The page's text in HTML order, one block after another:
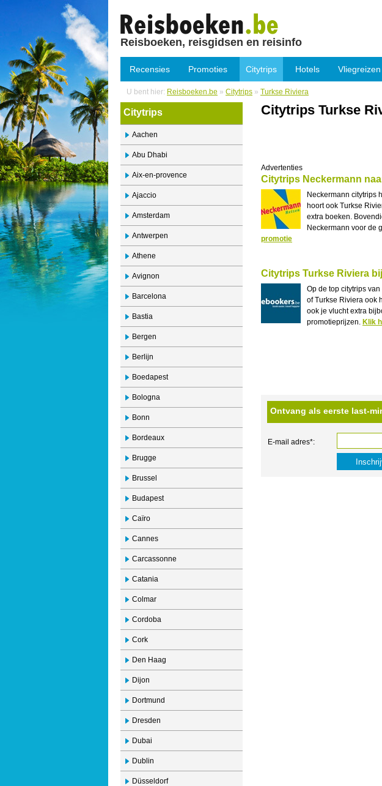
Reisboeken, reisgidsen en reisinfo
Recensies Promoties Citytrips Hotels Vliegreizen
U bent hier: Reisboeken.be » Citytrips » Turkse Riviera
Citytrips
Aachen
Abu Dhabi
Aix-en-provence
Ajaccio
Amsterdam
Antwerpen
Athene
Avignon
Barcelona
Bastia
Bergen
Berlijn
Boedapest
Bologna
Bonn
Bordeaux
Brugge
Brussel
Budapest
Caïro
Cannes
Carcassonne
Catania
Colmar
Cordoba
Cork
Den Haag
Dijon
Dortmund
Dresden
Dubai
Dublin
Düsseldorf
Citytrips Turkse
Advertenties
Citytrips Neckermann
Neckermann citytrips
hoort ook Turkse
extra boeken.
Neckermann voor de
promotie
Citytrips Turkse Riviera
Op de top citytrips
of Turkse Riviera ook
ook je vlucht extra
promotieprijzen. Klik
Ontvang als eerste last-
E-mail adres*: